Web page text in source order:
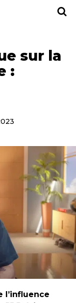
sur la
:
l’influence